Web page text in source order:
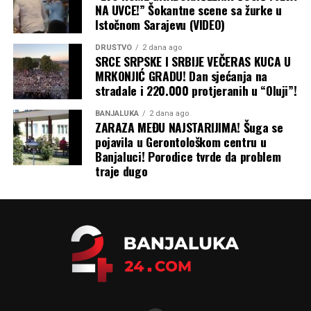
NA UVCE!” Šokantne scene sa žurke u
Istočnom Sarajevu (VIDEO)
DRUŠTVO 2 dana ago
SRCE SRPSKE I SRBIJE VEČERAS KUCA U
MRKONJIĆ GRADU! Dan sjećanja na
stradale i 220.000 protjeranih u “Oluji”!
BANJALUKA 2 dana ago
ZARAZA MEĐU NAJSTARIJIMA! Šuga se
pojavila u Gerontološkom centru u
Banjaluci! Porodice tvrde da problem
traje dugo